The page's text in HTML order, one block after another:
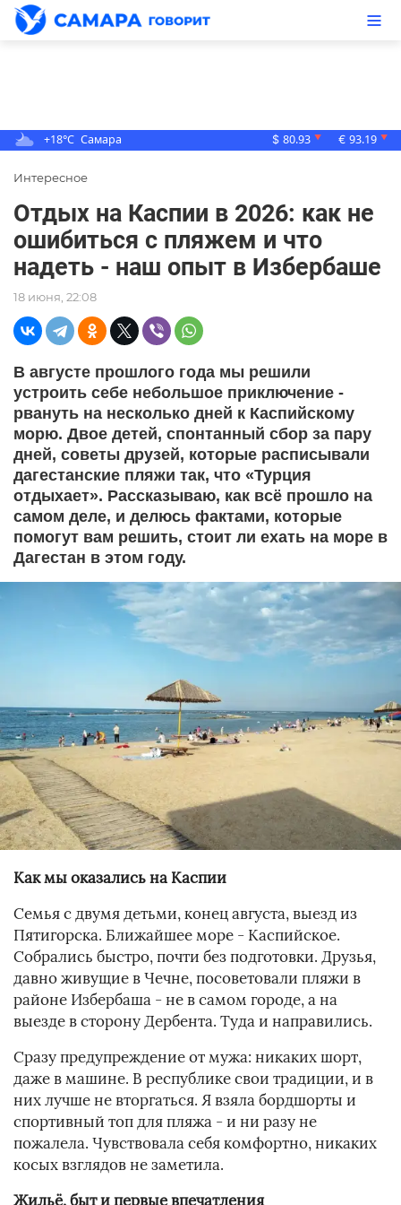
+18°C Самара $ 80.93 ▼ € 93.19 ▼
Интересное
Отдых на Каспии в 2026: как не
ошибиться с пляжем и что
надеть - наш опыт в Избербаше
18 июня, 22:08
В августе прошлого года мы решили
устроить себе небольшое приключение -
рвануть на несколько дней к Каспийскому
морю. Двое детей, спонтанный сбор за пару
дней, советы друзей, которые расписывали
дагестанские пляжи так, что «Турция
отдыхает». Рассказываю, как всё прошло на
самом деле, и делюсь фактами, которые
помогут вам решить, стоит ли ехать на море в
Дагестан в этом году.
Как мы оказались на Каспии
Семья с двумя детьми, конец августа, выезд из
Пятигорска. Ближайшее море - Каспийское.
Собрались быстро, почти без подготовки. Друзья,
давно живущие в Чечне, посоветовали пляжи в
районе Избербаша - не в самом городе, а на
выезде в сторону Дербента. Туда и направились.
Сразу предупреждение от мужа: никаких шорт,
даже в машине. В республике свои традиции, и в
них лучше не вторгаться. Я взяла бордшорты и
спортивный топ для пляжа - и ни разу не
пожалела. Чувствовала себя комфортно, никаких
косых взглядов не заметила.
Жильё, быт и первые впечатления